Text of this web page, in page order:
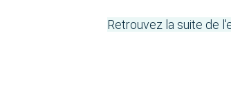
Retrouvez la suite de